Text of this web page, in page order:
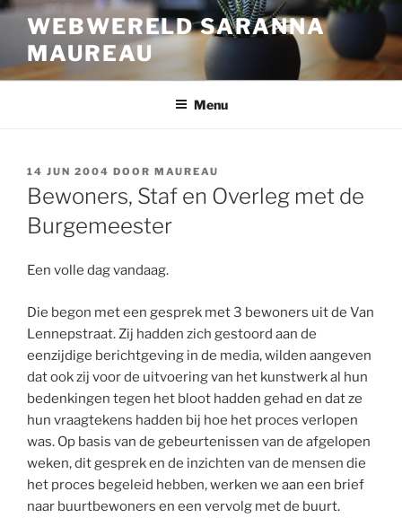
Ga
inhoud
WEBWERELD SARANNA
MAUREAU
Menu
GEPLAATST
OP
14 JUN 2004 DOOR MAUREAU
Bewoners, Staf en Overleg met de
Burgemeester
Een volle dag vandaag.
Die begon met een gesprek met 3 bewoners uit de Van
Lennepstraat. Zij hadden zich gestoord aan de
eenzijdige berichtgeving in de media, wilden aangeven
dat ook zij voor de uitvoering van het kunstwerk al hun
bedenkingen tegen het bloot hadden gehad en dat ze
hun vraagtekens hadden bij hoe het proces verlopen
was. Op basis van de gebeurtenissen van de afgelopen
weken, dit gesprek en de inzichten van de mensen die
het proces begeleid hebben, werken we aan een brief
naar buurtbewoners en een vervolg met de buurt.